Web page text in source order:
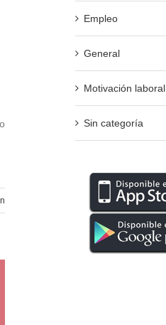
Empleo
General
Motivación laboral
Sin categoría